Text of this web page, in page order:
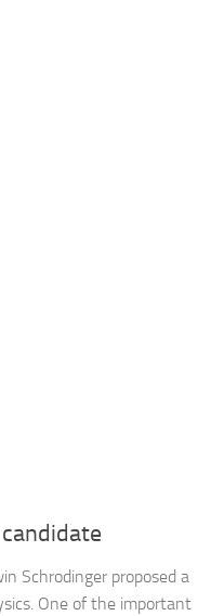
Schrodinger proposed a
One of the important